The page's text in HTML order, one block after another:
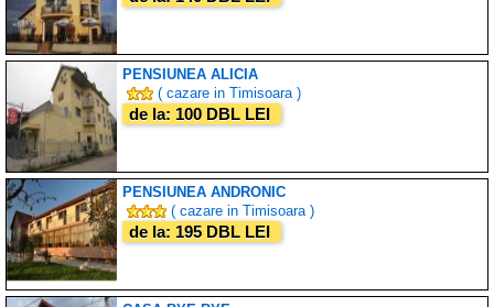
PENSIUNEA ALICIA
( cazare in Timisoara )
de la: 100 DBL LEI
PENSIUNEA ANDRONIC
( cazare in Timisoara )
de la: 195 DBL LEI